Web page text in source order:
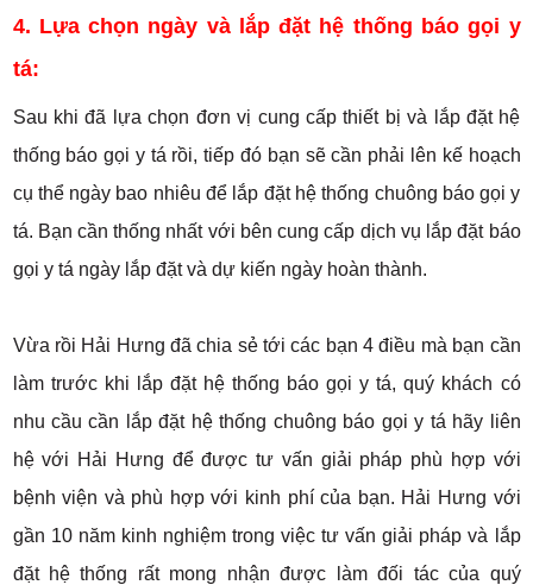
4. Lựa chọn ngày và lắp đặt hệ thống báo gọi y
tá:
Sau khi đã lựa chọn đơn vị cung cấp thiết bị và lắp đặt hệ
thống báo gọi y tá rồi, tiếp đó bạn sẽ cần phải lên kế hoạch
cụ thể ngày bao nhiêu để lắp đặt hệ thống chuông báo gọi y
tá. Bạn cần thống nhất với bên cung cấp dịch vụ lắp đặt báo
gọi y tá ngày lắp đặt và dự kiến ngày hoàn thành.
Vừa rồi Hải Hưng đã chia sẻ tới các bạn 4 điều mà bạn cần
làm trước khi lắp đặt hệ thống báo gọi y tá, quý khách có
nhu cầu cần lắp đặt hệ thống chuông báo gọi y tá hãy liên
hệ với Hải Hưng để được tư vấn giải pháp phù hợp với
bệnh viện và phù hợp với kinh phí của bạn. Hải Hưng với
gần 10 năm kinh nghiệm trong việc tư vấn giải pháp và lắp
đặt hệ thống rất mong nhận được làm đối tác của quý